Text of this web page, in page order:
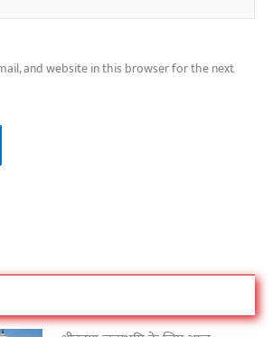
and website in this browser for the next